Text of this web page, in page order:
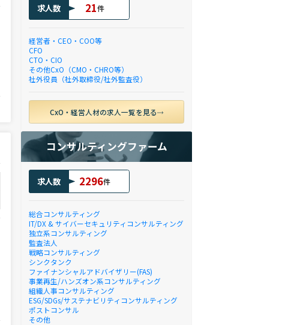
求人数 21件
経営者・CEO・COO等
CFO
CTO・CIO
その他CxO（CMO・CHRO等）
社外役員（社外取締役/社外監査役）
CxO・経営人材の求人一覧を見る
コンサルティングファーム
求人数 2296件
総合コンサルティング
IT/DX & サイバーセキュリティコンサルティング
独立系コンサルティング
監査法人
戦略コンサルティング
シンクタンク
ファイナンシャルアドバイザリー(FAS)
事業再生/ハンズオン系コンサルティング
組織人事コンサルティング
ESG/SDGs/サステナビリティコンサルティング
ポストコンサル
その他